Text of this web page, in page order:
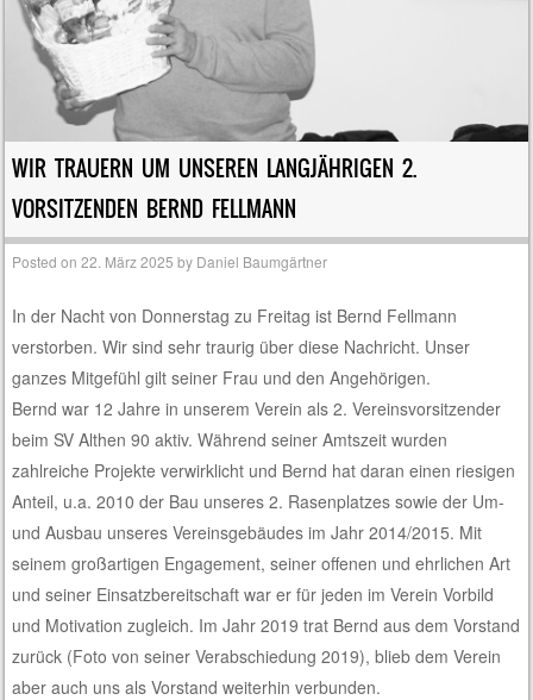
WIR TRAUERN UM UNSEREN LANGJÄHRIGEN 2.
VORSITZENDEN BERND FELLMANN
Posted on22. März 2025 by Daniel Baumgärtner
In der Nacht von Donnerstag zu Freitag ist Bernd Fellmann
verstorben. Wir sind sehr traurig über diese Nachricht. Unser
ganzes Mitgefühl gilt seiner Frau und den Angehörigen.
Bernd war 12 Jahre in unserem Verein als 2. Vereinsvorsitzender
beim SV Althen 90 aktiv. Während seiner Amtszeit wurden
zahlreiche Projekte verwirklicht und Bernd hat daran einen riesigen
Anteil, u.a. 2010 der Bau unseres 2. Rasenplatzes sowie der Um-
und Ausbau unseres Vereinsgebäudes im Jahr 2014/2015. Mit
seinem großartigen Engagement, seiner offenen und ehrlichen Art
und seiner Einsatzbereitschaft war er für jeden im Verein Vorbild
und Motivation zugleich. Im Jahr 2019 trat Bernd aus dem Vorstand
zurück (Foto von seiner Verabschiedung 2019), blieb dem Verein
aber auch uns als Vorstand weiterhin verbunden.